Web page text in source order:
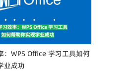
：WPS Office 学习工具如何
业成功